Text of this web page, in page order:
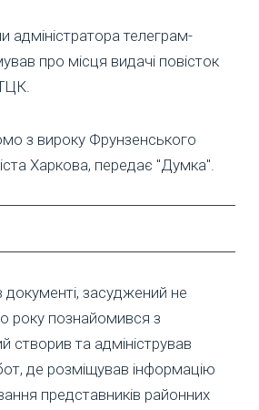
адміністратора телеграм-
про місця видачі повісток
з вироку Фрунзенського
Харкова, передає "Думка".
документі, засуджений не
року познайомився з
створив та адміністрував
де розміщував інформацію
представників районних